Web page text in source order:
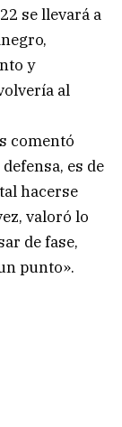
se llevará a
y
al
comentó
es de
hacerse
valoró lo
de fase,
punto».